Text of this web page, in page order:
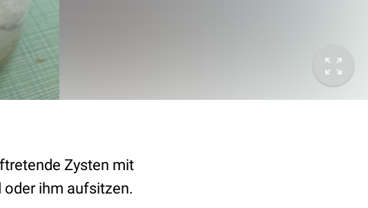
Zysten mit
ihm aufsitzen.